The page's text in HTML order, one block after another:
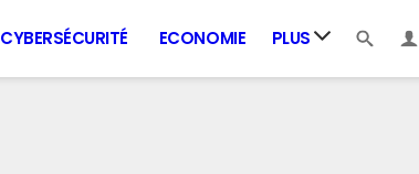
CYBERSÉCURITÉ ECONOMIE PLUS